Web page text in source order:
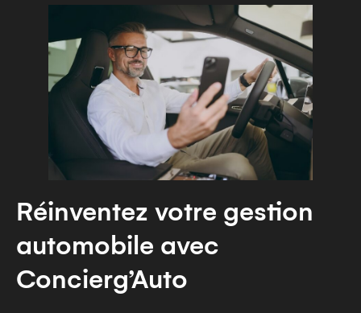
Réinventez votre gestion
automobile avec
Concierg’Auto